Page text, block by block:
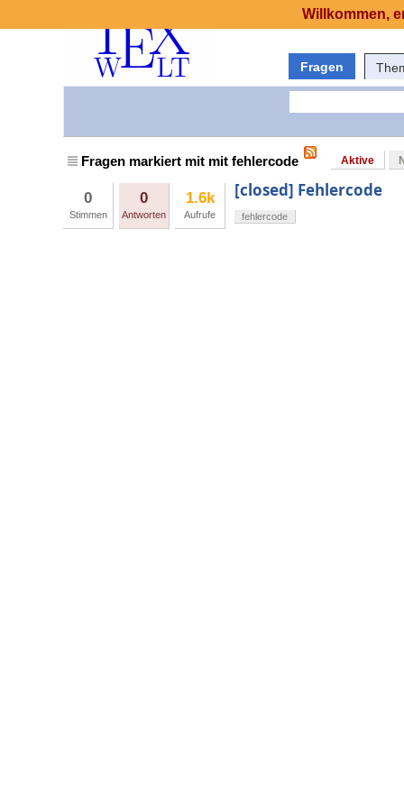
Fragen
Fragen markiert mit mit fehlercode Aktive
0
Stimmen
0
Antworten
1.6k
Aufrufe
[closed] Fehlercode
fehlercode
Willkommen,